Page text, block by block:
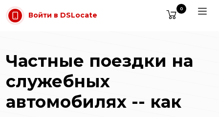
Перейти к содержимому
Войти в DSLocate
0
Частные поездки на
служебных
автомобилях -- как